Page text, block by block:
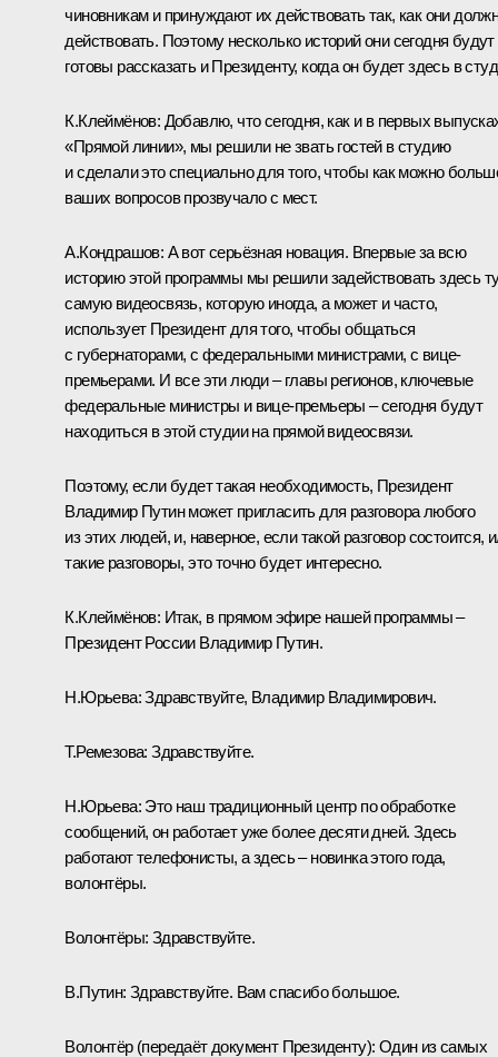
чиновникам и принуждают их действовать так, как они
действовать. Поэтому несколько историй они сегодня будут
готовы рассказать и Президенту, когда он будет здесь в
К.Клеймёнов: Добавлю, что сегодня, как и в первых
«Прямой линии», мы решили не звать гостей в студию
и сделали это специально для того, чтобы как можно
ваших вопросов прозвучало с мест.
А.Кондрашов: А вот серьёзная новация. Впервые за всю
историю этой программы мы решили задействовать здесь
самую видеосвязь, которую иногда, а может и часто,
использует Президент для того, чтобы общаться
с губернаторами, с федеральными министрами, с вице-
премьерами. И все эти люди – главы регионов, ключевые
федеральные министры и вице-премьеры – сегодня будут
находиться в этой студии на прямой видеосвязи.
Поэтому, если будет такая необходимость, Президент
Владимир Путин может пригласить для разговора любого
из этих людей, и, наверное, если такой разговор состоится,
такие разговоры, это точно будет интересно.
К.Клеймёнов: Итак, в прямом эфире нашей программы –
Президент России Владимир Путин.
Н.Юрьева:Здравствуйте, Владимир Владимирович.
Т.Ремезова: Здравствуйте.
Н.Юрьева: Это наш традиционный центр по обработке
сообщений, он работает уже более десяти дней. Здесь
работают телефонисты, а здесь – новинка этого года,
волонтёры.
Волонтёры: Здравствуйте.
В.Путин: Здравствуйте. Вам спасибо большое.
Волонтёр (передаёт документ Президенту): Один из самых